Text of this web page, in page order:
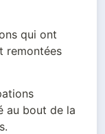
qui ont
remontées
au bout de la